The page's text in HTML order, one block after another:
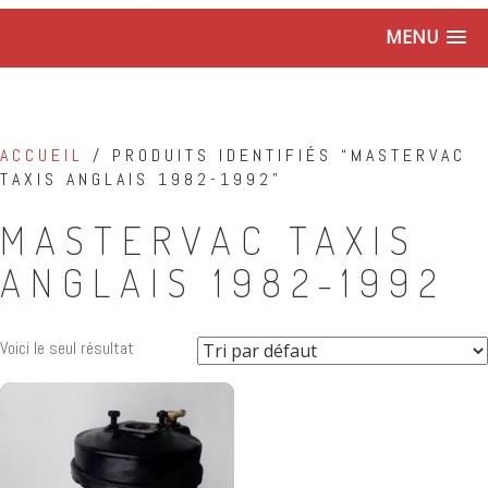
MENU
ACCUEIL / PRODUITS IDENTIFIÉS “MASTERVAC
TAXIS ANGLAIS 1982-1992”
MASTERVAC TAXIS
ANGLAIS 1982-1992
Voici le seul résultat